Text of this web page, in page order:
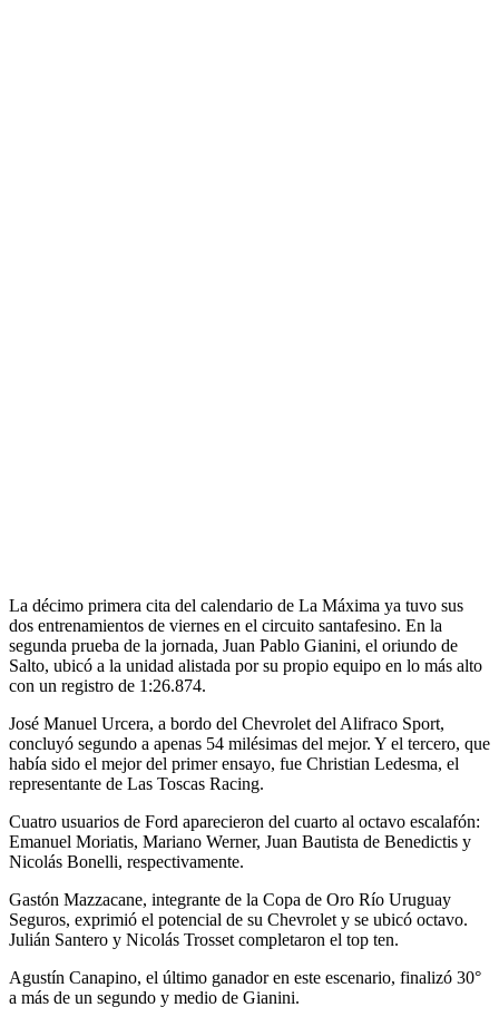
La décimo primera cita del calendario de La Máxima ya tuvo sus
dos entrenamientos de viernes en el circuito santafesino. En la
segunda prueba de la jornada, Juan Pablo Gianini, el oriundo de
Salto, ubicó a la unidad alistada por su propio equipo en lo más alto
con un registro de 1:26.874.
José Manuel Urcera, a bordo del Chevrolet del Alifraco Sport,
concluyó segundo a apenas 54 milésimas del mejor. Y el tercero, que
había sido el mejor del primer ensayo, fue Christian Ledesma, el
representante de Las Toscas Racing.
Cuatro usuarios de Ford aparecieron del cuarto al octavo escalafón:
Emanuel Moriatis, Mariano Werner, Juan Bautista de Benedictis y
Nicolás Bonelli, respectivamente.
Gastón Mazzacane, integrante de la Copa de Oro Río Uruguay
Seguros, exprimió el potencial de su Chevrolet y se ubicó octavo.
Julián Santero y Nicolás Trosset completaron el top ten.
Agustín Canapino, el último ganador en este escenario, finalizó 30°
a más de un segundo y medio de Gianini.